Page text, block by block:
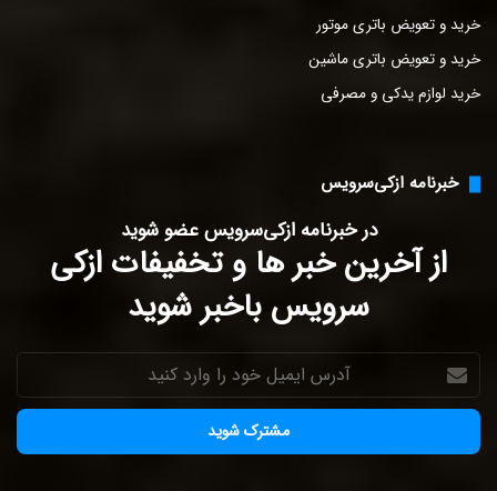
خرید و تعویض باتری موتور
خرید و تعویض باتری ماشین
خرید لوازم یدکی و مصرفی
خبرنامه ازکی‌سرویس
در خبرنامه ازکی‌سرویس عضو شوید
از آخرین خبر ها و تخفیفات ازکی
سرویس باخبر شوید
آدرس
ایمیل
خود
وارد